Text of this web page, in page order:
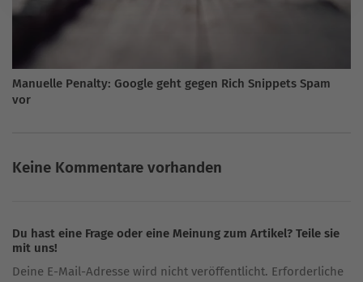
Manuelle Penalty: Google geht gegen Rich Snippets Spam
vor
Keine Kommentare vorhanden
Du hast eine Frage oder eine Meinung zum Artikel? Teile sie
mit uns!
Deine E-Mail-Adresse wird nicht veröffentlicht. Erforderliche